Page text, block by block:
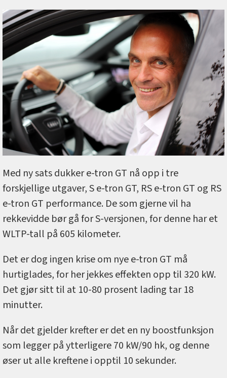
Med ny sats dukker e-tron GT nå opp i tre
forskjellige utgaver, S e-tron GT, RS e-tron GT og RS
e-tron GT performance. De som gjerne vil ha
rekkevidde bør gå for S-versjonen, for denne har et
WLTP-tall på 605 kilometer.
Det er dog ingen krise om nye e-tron GT må
hurtiglades, for her jekkes effekten opp til 320 kW.
Det gjør sitt til at 10-80 prosent lading tar 18
minutter.
Når det gjelder krefter er det en ny boostfunksjon
som legger på ytterligere 70 kW/90 hk, og denne
øser ut alle kreftene i opptil 10 sekunder.